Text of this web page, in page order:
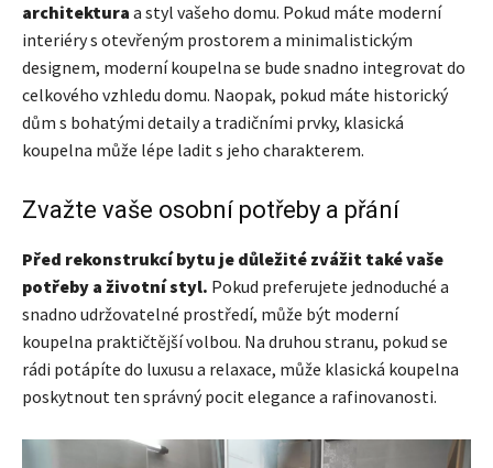
architektura a styl vašeho domu. Pokud máte moderní
interiéry s otevřeným prostorem a minimalistickým
designem, moderní koupelna se bude snadno integrovat do
celkového vzhledu domu. Naopak, pokud máte historický
dům s bohatými detaily a tradičními prvky, klasická
koupelna může lépe ladit s jeho charakterem.
Zvažte vaše osobní potřeby a přání
Před rekonstrukcí bytu je důležité zvážit také vaše
potřeby a životní styl. Pokud preferujete jednoduché a
snadno udržovatelné prostředí, může být moderní
koupelna praktičtější volbou. Na druhou stranu, pokud se
rádi potápíte do luxusu a relaxace, může klasická koupelna
poskytnout ten správný pocit elegance a rafinovanosti.